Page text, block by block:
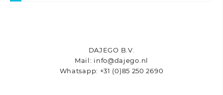
DAJEGO B.V.
Mail: info@dajego.nl
Whatsapp: +31 (0)85 250 2690